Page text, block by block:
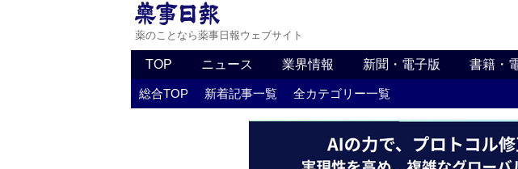
薬のことなら薬事日報ウェブサイト
TOP ニュース 業界情報 新聞・電子版 書籍・
総合TOP 新着記事一覧 全カテゴリー一覧